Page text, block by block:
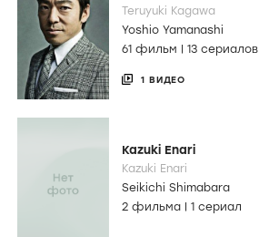
Teruyuki Kagawa
Yoshio Yamanashi
61 фильм | 13 сериалов
1 ВИДЕО
Kazuki Enari
Kazuki Enari
Seikichi Shimabara
2 фильма
1 сериал